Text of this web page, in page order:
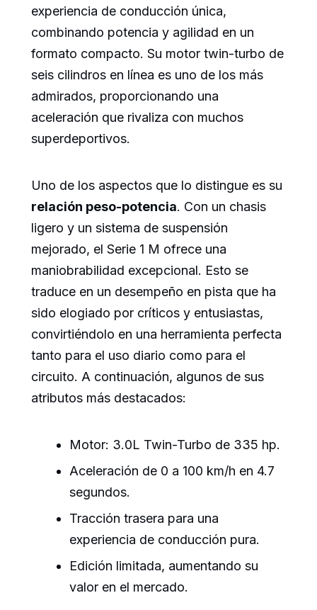
experiencia de conducción única,
combinando potencia y agilidad en un
formato compacto. Su motor twin-turbo de
seis cilindros en línea es uno de los más
admirados, proporcionando una
aceleración que rivaliza con muchos
superdeportivos.
Uno de los aspectos que lo distingue es su
relación peso-potencia. Con un chasis
ligero y un sistema de suspensión
mejorado, el Serie 1 M ofrece una
maniobrabilidad excepcional. Esto se
traduce en un desempeño en pista que ha
sido elogiado por críticos y entusiastas,
convirtiéndolo en una herramienta perfecta
tanto para el uso diario como para el
circuito. A continuación, algunos de sus
atributos más destacados:
Motor: 3.0L Twin-Turbo de 335 hp.
Aceleración de 0 a 100 km/h en 4.7
segundos.
Tracción trasera para una
experiencia de conducción pura.
Edición limitada, aumentando su
valor en el mercado.